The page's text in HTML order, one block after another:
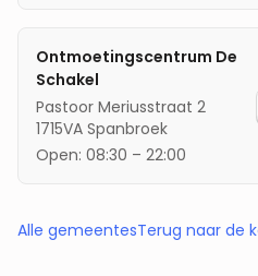
Ontmoetingscentrum De
Schakel
Pastoor Meriusstraat 2
1715VA Spanbroek
Open: 08:30 – 22:00
Alle gemeentesTerug naar de